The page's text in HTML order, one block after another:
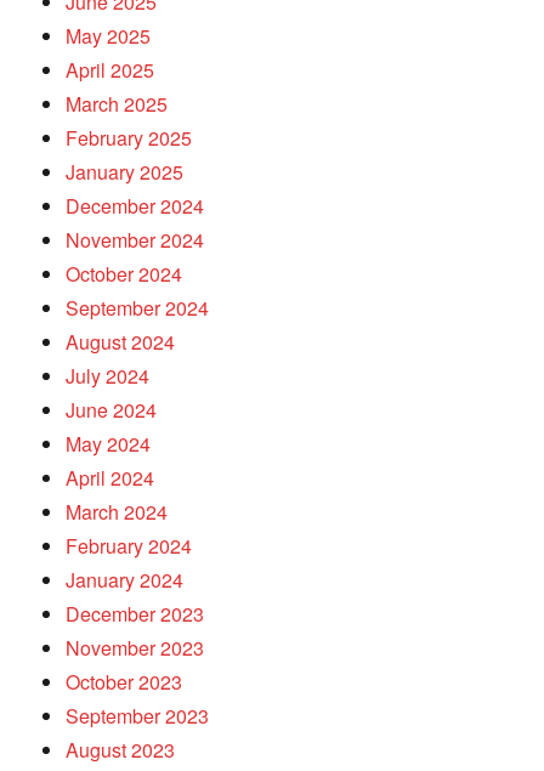
May 2025
April 2025
March 2025
February 2025
January 2025
December 2024
November 2024
October 2024
September 2024
August 2024
July 2024
June 2024
May 2024
April 2024
March 2024
February 2024
January 2024
December 2023
November 2023
October 2023
September 2023
August 2023